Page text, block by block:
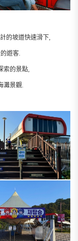
的坡道快速滑下,
遊客.
索的景點,
灘景觀.